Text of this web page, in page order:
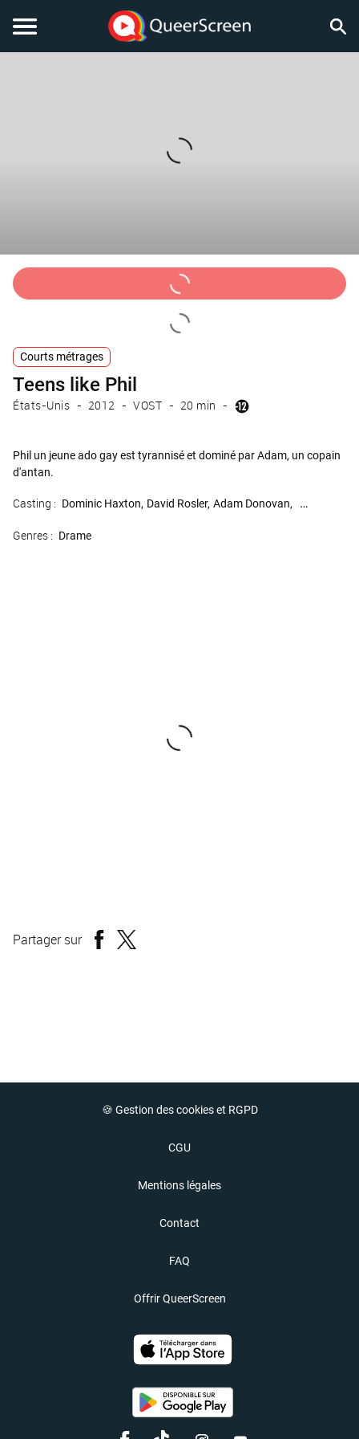
Courts métrages
Teens like Phil
États-Unis 2012 VOST 20 min
Phil un jeune ado gay est tyrannisé et dominé par Adam, un copain
d'antan.
Casting : Dominic Haxton David Rosler Adam Donovan Jake
Genres : Drame
Partager sur
🍪 Gestion des cookies et RGPD
CGU
Mentions légales
Contact
FAQ
Offrir QueerScreen